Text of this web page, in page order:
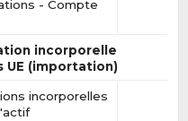
- Compte
incorporelle
UE (importation)
incorporelles